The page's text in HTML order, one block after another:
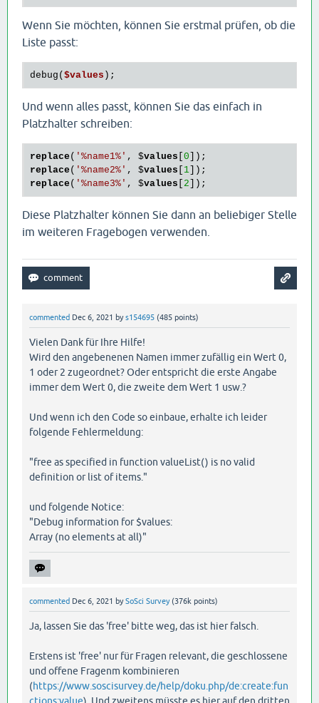
Wenn Sie möchten, können Sie erstmal prüfen, ob die
Liste passt:
debug($values
Und wenn alles passt, können Sie das einfach in
Platzhalter schreiben:
replace ( '%name1%' , $values 0 ]);
replace ( '%name2%' , $values 1 ]);
replace ( '%name3%' , $values 2 ]);
Diese Platzhalter können Sie dann an beliebiger Stelle
im weiteren Fragebogen verwenden.
commented Dec 6, 2021 bys154695 (485 points)
Vielen Dank für Ihre Hilfe!
Wird den angebenenen Namen immer zufällig ein Wert 0,
1 oder 2 zugeordnet? Oder entspricht die erste Angabe
immer dem Wert 0, die zweite dem Wert 1 usw.?
Und wenn ich den Code so einbaue, erhalte ich leider
folgende Fehlermeldung:
"free as specified in function valueList() is no valid
definition or list of items."
und folgende Notice:
"Debug information for $values:
Array (no elements at all)"
commented Dec 6, 2021 bySoSci Survey (376k points)
Ja, lassen Sie das 'free' bitte weg, das ist hier falsch.
Erstens ist 'free' nur für Fragen relevant, die geschlossene
und offene Fragenm kombinieren
(https://www.soscisurvey.de/help/doku.php/de:create:fun